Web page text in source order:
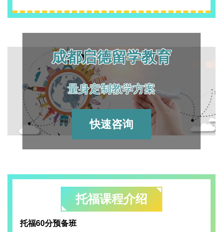
成都启德留学教育
量身定制教学方案
快速咨询
托福课程介绍
托福60分预备班